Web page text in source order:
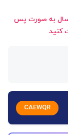
به صورت پس
کنید
CAEWQR